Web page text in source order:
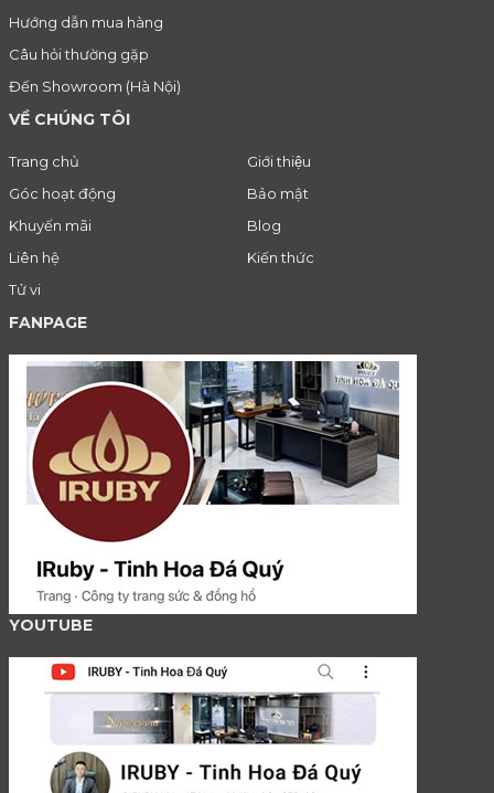
Hướng dẫn mua hàng
Câu hỏi thường gặp
Đến Showroom (Hà Nội)
VỀ CHÚNG TÔI
Trang chủ
Giới thiệu
Góc hoạt động
Bảo mật
Khuyến mãi
Blog
Liên hệ
Kiến thức
Tử vi
FANPAGE
YOUTUBE